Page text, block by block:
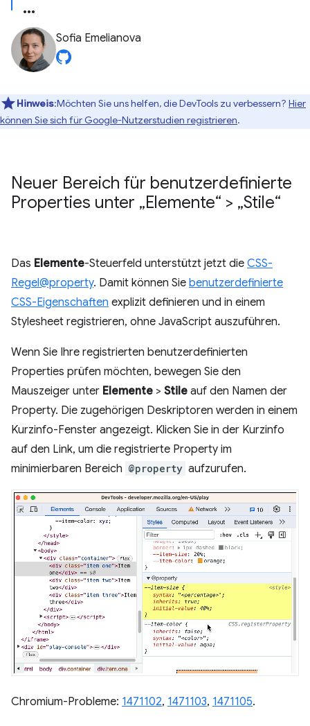
Sofia Emelianova
Hinweis:Möchten Sie uns helfen, die DevTools zu verbessern? Hier
können Sie sich für Google-Nutzerstudien registrieren.
Neuer Bereich für benutzerdefinierte
Properties unter „Elemente“ > „Stile“
Das Elemente-Steuerfeld unterstützt jetzt die CSS-
Regel@property. Damit können Sie benutzerdefinierte
CSS-Eigenschaften explizit definieren und in einem
Stylesheet registrieren, ohne JavaScript auszuführen.
Wenn Sie Ihre registrierten benutzerdefinierten
Properties prüfen möchten, bewegen Sie den
Mauszeiger unter Elemente > Stile auf den Namen der
Property. Die zugehörigen Deskriptoren werden in einem
Kurzinfo-Fenster angezeigt. Klicken Sie in der Kurzinfo
auf den Link, um die registrierte Property im
minimierbaren Bereich @property aufzurufen.
Chromium-Probleme: 1471102, 1471103, 1471105.